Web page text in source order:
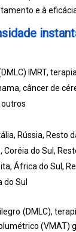
e à
IMRT,
câncer de
Rússia, Resto
Coréia do Sul,
África do Sul,
do Sul
(DMLC),
(VMAT)